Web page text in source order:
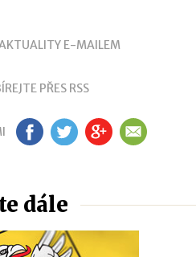
E-MAILEM
PŘES RSS
FB TW GP EM
dále